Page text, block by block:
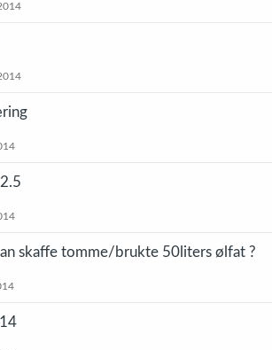
skaffe tomme/brukte 50liters ølfat ?